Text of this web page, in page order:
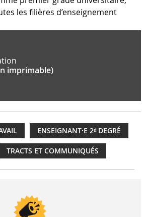
les filières d’enseignement
imprimable)
ENSEIGNANT·E 2ᵈ DEGRÉ
TRACTS ET COMMUNIQUÉS